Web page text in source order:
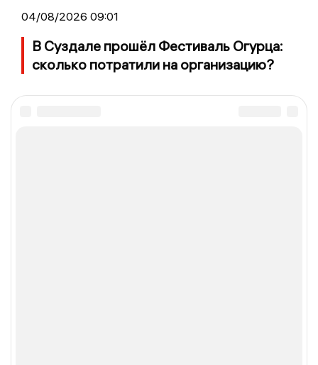
04/08/2026 09:01
В Суздале прошёл Фестиваль Огурца:
сколько потратили на организацию?